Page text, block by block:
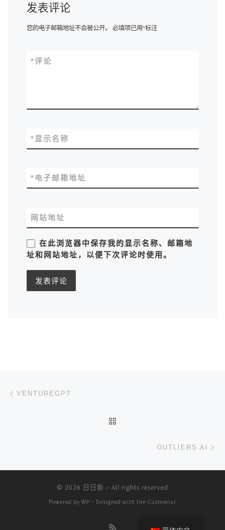
发表评论
您的电子邮箱地址不会被公开。 必填项已用*标注
评论
*
显示名称
*
电子邮箱地址
*
网站地址
在此浏览器中保存我的显示名称、邮箱地
址和网站地址，以便下次评论时使用。
文章导航
VENTUREGPT
OUTLIERS AI
© 2026 日日新 – All rights reserved
Powered by WP – Designed with the Customizr